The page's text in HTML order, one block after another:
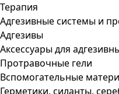
Терапия
Адгезивные системы и
Адгезивы
Аксессуары для
Протравочные гели
Вспомогательные
Герметики, силанты,